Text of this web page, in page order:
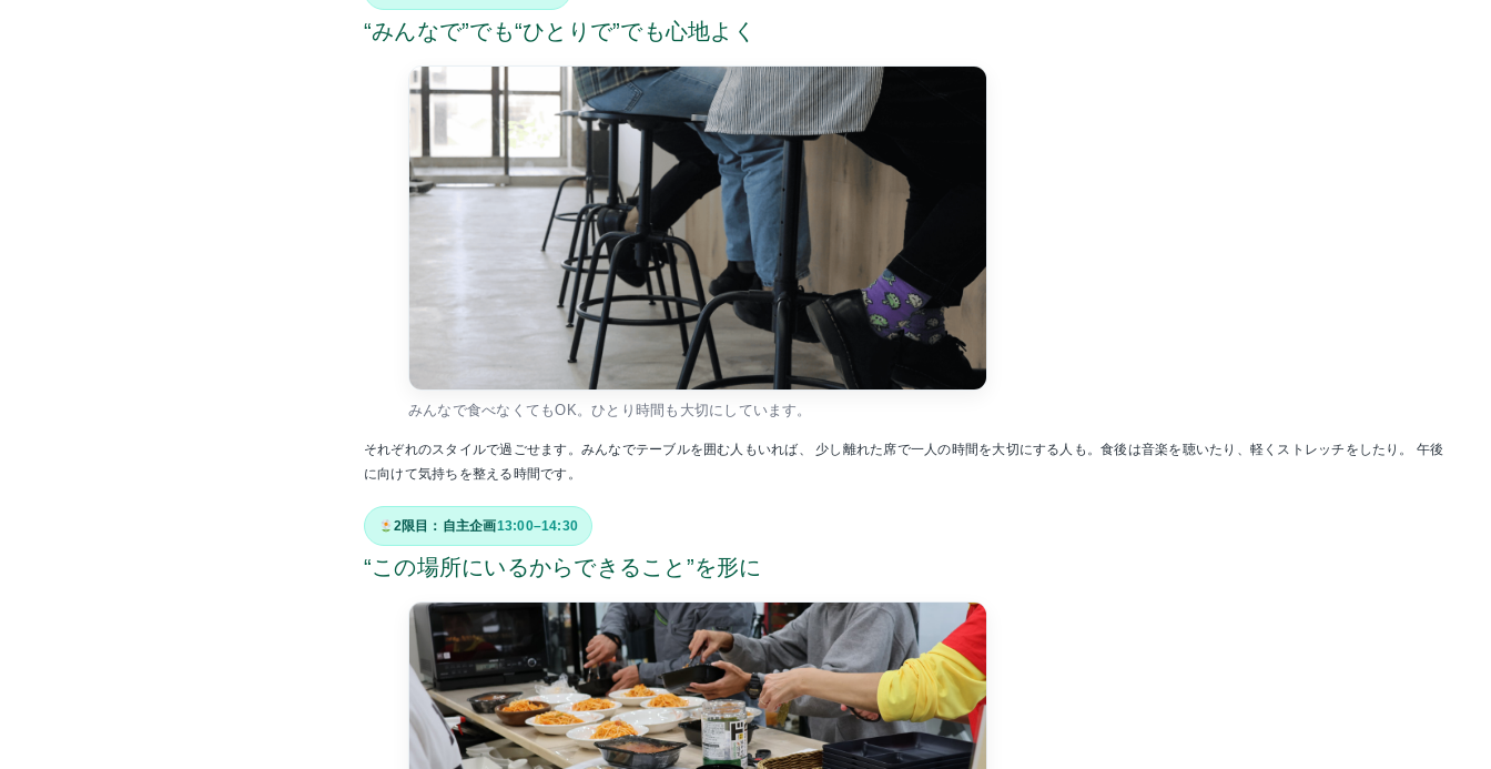
“みんなで”でも“ひとりで”でも心地よく
みんなで食べなくてもOK。ひとり時間も大切にしています。
それぞれのスタイルで過ごせます。みんなでテーブルを囲む人もいれば、 少し離れた席で一人の時間を大切にする人も。食後は音楽を聴いたり、軽くストレッチをしたり。 午後
に向けて気持ちを整える時間です。
2限目：自主企画13:00–14:30
“この場所にいるからできること”を形に